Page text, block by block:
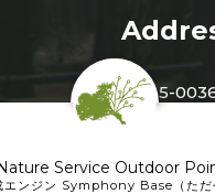
〒325-
栃木県那須
Service Outdoor
エンジン Symphony Base（ただ